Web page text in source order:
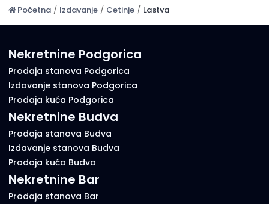
Početna / Izdavanje / Cetinje / Lastva
Nekretnine Podgorica
Prodaja stanova Podgorica
Izdavanje stanova Podgorica
Prodaja kuća Podgorica
Nekretnine Budva
Prodaja stanova Budva
Izdavanje stanova Budva
Prodaja kuća Budva
Nekretnine Bar
Prodaja stanova Bar